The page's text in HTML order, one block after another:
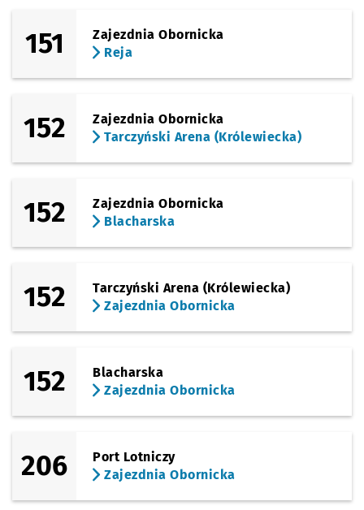
151
Zajezdnia Obornicka
Reja
152
Zajezdnia Obornicka
Tarczyński Arena (Królewiecka)
152
Zajezdnia Obornicka
Blacharska
152
Tarczyński Arena (Królewiecka)
Zajezdnia Obornicka
152
Blacharska
Zajezdnia Obornicka
206
Port Lotniczy
Zajezdnia Obornicka